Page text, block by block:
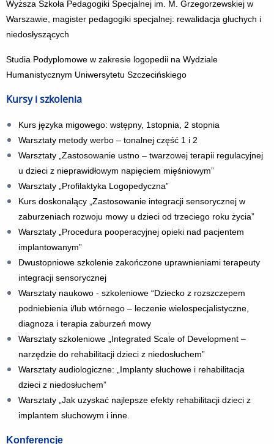
Wyższa Szkoła Pedagogiki Specjalnej im. M. Grzegorzewskiej w
Warszawie, magister pedagogiki specjalnej: rewalidacja głuchych i
niedosłyszących
Studia Podyplomowe w zakresie logopedii na Wydziale
Humanistycznym Uniwersytetu Szczecińskiego
Kursy i szkolenia
Kurs języka migowego: wstępny, 1stopnia, 2 stopnia
Warsztaty metody werbo – tonalnej część 1 i 2
Warsztaty „Zastosowanie ustno – twarzowej terapii regulacyjnej
u dzieci z nieprawidłowym napięciem mięśniowym”
Warsztaty „Profilaktyka Logopedyczna”
Kurs doskonalący „Zastosowanie integracji sensorycznej w
zaburzeniach rozwoju mowy u dzieci od trzeciego roku życia”
Warsztaty „Procedura pooperacyjnej opieki nad pacjentem
implantowanym”
Dwustopniowe szkolenie zakończone uprawnieniami terapeuty
integracji sensorycznej
Warsztaty naukowo - szkoleniowe “Dziecko z rozszczepem
podniebienia i/lub wtórnego – leczenie wielospecjalistyczne,
diagnoza i terapia zaburzeń mowy
Warsztaty szkoleniowe „Integrated Scale of Development –
narzędzie do rehabilitacji dzieci z niedosłuchem”
Warsztaty audiologiczne: „Implanty słuchowe i rehabilitacja
dzieci z niedosłuchem”
Warsztaty „Jak uzyskać najlepsze efekty rehabilitacji dzieci z
implantem słuchowym i inne.
Konferencje